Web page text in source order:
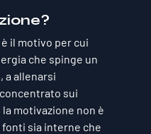
il motivo per cui
che spinge un
a allenarsi
sui
motivazione non è
fonti sia interne che